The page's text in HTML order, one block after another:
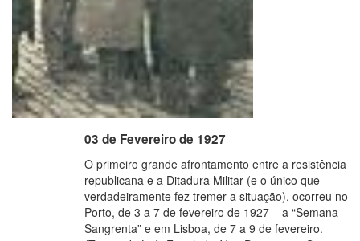
03 de Fevereiro de 1927
O primeiro grande afrontamento entre a resistência
republicana e a Ditadura Militar (e o único que
verdadeiramente fez tremer a situação), ocorreu no
Porto, de 3 a 7 de fevereiro de 1927 – a “Semana
Sangrenta” e em Lisboa, de 7 a 9 de fevereiro.